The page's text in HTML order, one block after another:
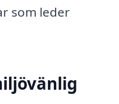
som leder